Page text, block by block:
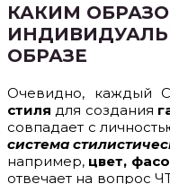
КАКИМ
ОБРАЗЕ
Очевидно, каждый
стиля для создания
совпадает с
система
например, цвет,
отвечает на вопрос